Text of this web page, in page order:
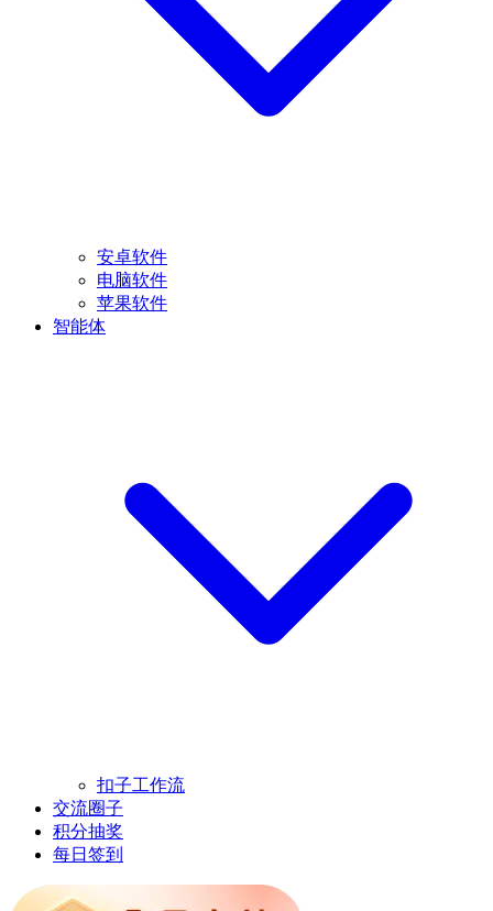
安卓软件
电脑软件
苹果软件
智能体
扣子工作流
交流圈子
积分抽奖
每日签到